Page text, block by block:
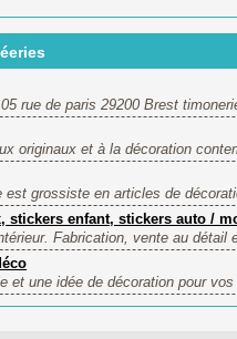
rue de paris 29200 Brest
originaux et à la décoration
grossiste en articles de
stickers enfant, stickers auto /
Fabrication, vente au détail
et une idée de décoration pour